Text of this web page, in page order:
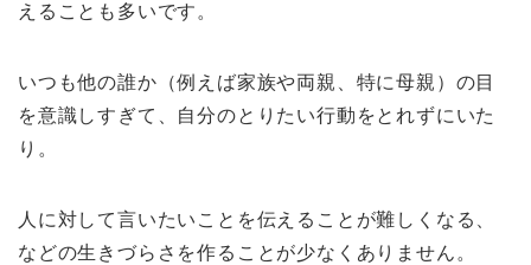
えることも多いです。
いつも他の誰か（例えば家族や両親、特に母親）の目
を意識しすぎて、自分のとりたい行動をとれずにいた
り。
人に対して言いたいことを伝えることが難しくなる、
などの生きづらさを作ることが少なくありません。